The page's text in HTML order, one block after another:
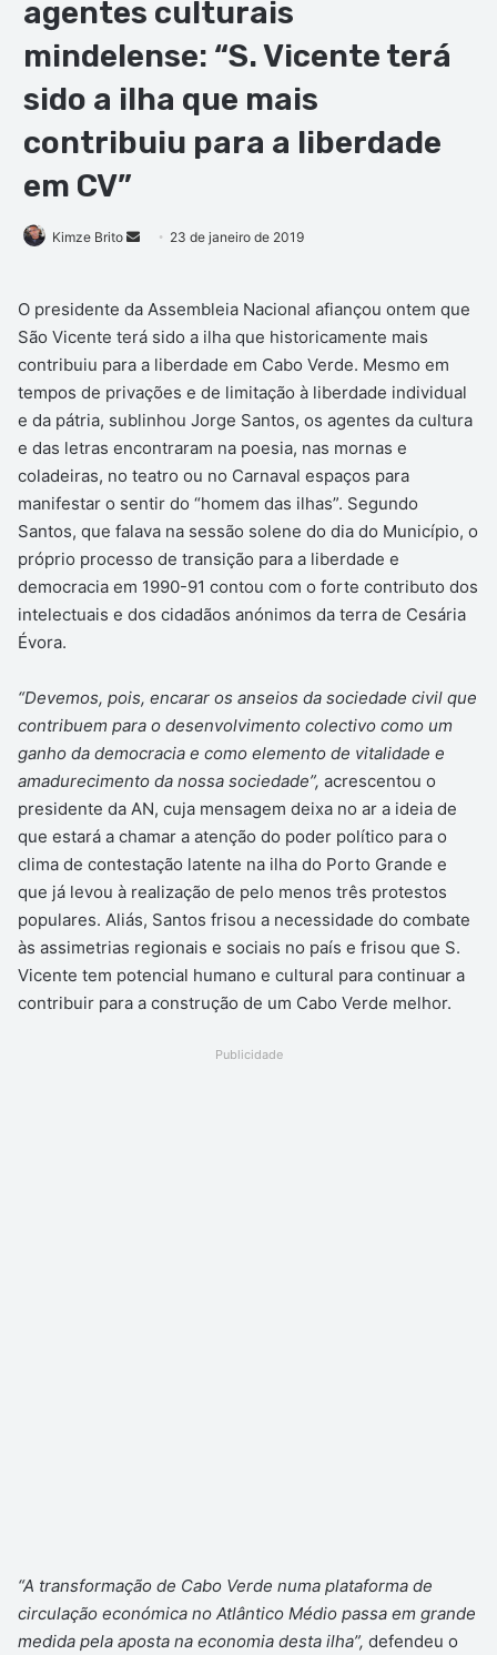
agentes culturais
mindelense: “S. Vicente terá
sido a ilha que mais
contribuiu para a liberdade
em CV”
Kimze Brito
d
e
u
m
e
-
m
a
i
l
23 de janeiro de 2019
O presidente da Assembleia Nacional afiançou ontem que
São Vicente terá sido a ilha que historicamente mais
contribuiu para a liberdade em Cabo Verde. Mesmo em
tempos de privações e de limitação à liberdade individual
e da pátria, sublinhou Jorge Santos, os agentes da cultura
e das letras encontraram na poesia, nas mornas e
coladeiras, no teatro ou no Carnaval espaços para
manifestar o sentir do “homem das ilhas”. Segundo
Santos, que falava na sessão solene do dia do Município, o
próprio processo de transição para a liberdade e
democracia em 1990-91 contou com o forte contributo dos
intelectuais e dos cidadãos anónimos da terra de Cesária
Évora.
“Devemos, pois, encarar os anseios da sociedade civil que
contribuem para o desenvolvimento colectivo como um
ganho da democracia e como elemento de vitalidade e
amadurecimento da nossa sociedade”, acrescentou o
presidente da AN, cuja mensagem deixa no ar a ideia de
que estará a chamar a atenção do poder político para o
clima de contestação latente na ilha do Porto Grande e
que já levou à realização de pelo menos três protestos
populares. Aliás, Santos frisou a necessidade do combate
às assimetrias regionais e sociais no país e frisou que S.
Vicente tem potencial humano e cultural para continuar a
contribuir para a construção de um Cabo Verde melhor.
Publicidade
“A transformação de Cabo Verde numa plataforma de
circulação económica no Atlântico Médio passa em grande
medida pela aposta na economia desta ilha”, defendeu o